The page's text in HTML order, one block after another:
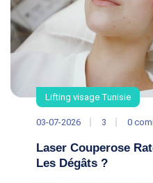
Lifting visage Tunisie
03-07-2026 3 0
Laser Couperose
Les Dégâts ?